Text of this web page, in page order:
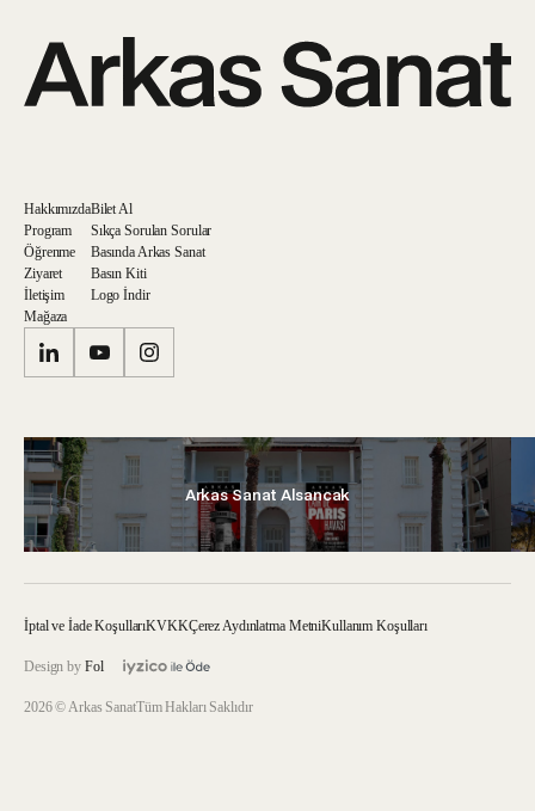
Hakkımızda
Program
Öğrenme
Ziyaret
İletişim
Mağaza
Bilet Al
Sıkça Sorulan Sorular
Basında Arkas Sanat
Basın Kiti
Logo İndir
Arkas Sanat Alsancak
2026 © Arkas SanatTüm Hakları Saklıdır
İptal ve İade KoşullarıKVKKÇerez Aydınlatma MetniKullanım Koşulları
Design by Fol